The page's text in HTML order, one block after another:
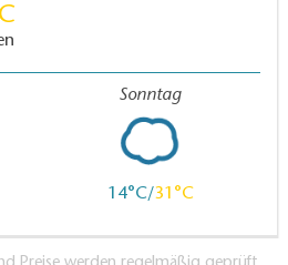
Sonntag
14 31